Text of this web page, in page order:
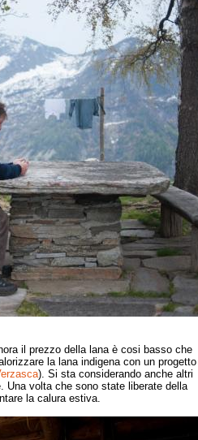
il prezzo della lana è cosi basso che
la lana indigena con un progetto
). Si sta considerando anche altri
Una volta che sono state liberate della
la calura estiva.